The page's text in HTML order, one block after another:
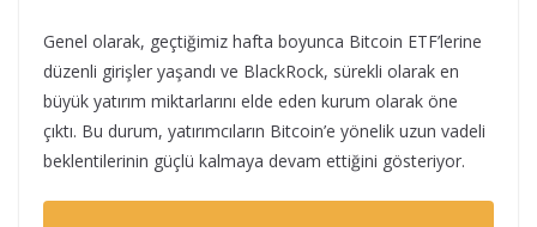
Genel olarak, geçtiğimiz hafta boyunca Bitcoin ETF’lerine
düzenli girişler yaşandı ve BlackRock, sürekli olarak en
büyük yatırım miktarlarını elde eden kurum olarak öne
çıktı. Bu durum, yatırımcıların Bitcoin’e yönelik uzun vadeli
beklentilerinin güçlü kalmaya devam ettiğini gösteriyor.